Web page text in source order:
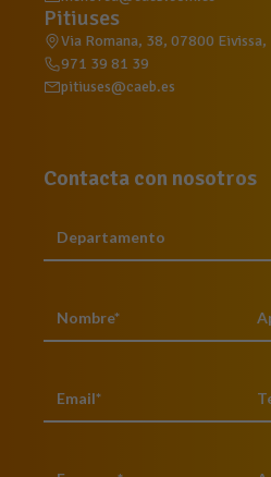
Pitiuses
Via Romana, 38, 07800
971 39 81 39
pitiuses@caeb.es
Contacta con nosotros